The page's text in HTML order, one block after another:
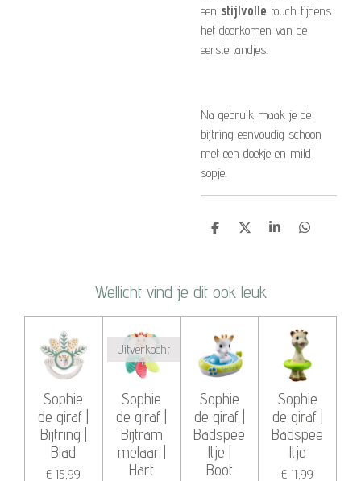
een stijlvolle touch tijdens
het doorkomen van de
eerste tandjes.
Na gebruik maak je de
bijtring eenvoudig schoon
met een doekje en mild
sopje.
D
n
D
S
D
Wellicht vind je dit ook leuk
Sophie
de giraf |
Bijtring |
Blad
€ 15,99
Uitverkocht
Sophie
de giraf |
Bijtram
melaar |
Hart
Sophie
de giraf |
Badspee
ltje |
Boot
Sophie
de giraf |
Badspee
ltje
€ 11,99